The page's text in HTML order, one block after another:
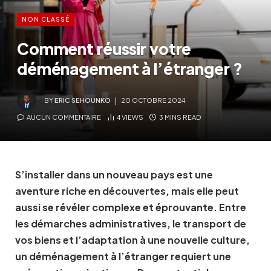
NON CLASSÉ
Comment réussir votre
déménagement à l’étranger ?
BYERIC SEHOUNKO 20 OCTOBRE 2024
AUCUN COMMENTAIRE 4VIEWS 3 MINS READ
S’installer dans un nouveau pays est une
aventure riche en découvertes, mais elle peut
aussi se révéler complexe et éprouvante. Entre
les démarches administratives, le transport de
vos biens et l’adaptation à une nouvelle culture,
un déménagement à l’étranger requiert une